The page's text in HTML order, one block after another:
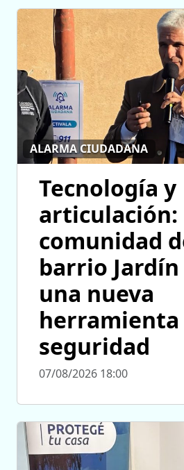
ALARMA CIUDADANA
Tecnología y
articulación:
comunidad
barrio
una nueva
herramienta
seguridad
07/08/2026 18:00